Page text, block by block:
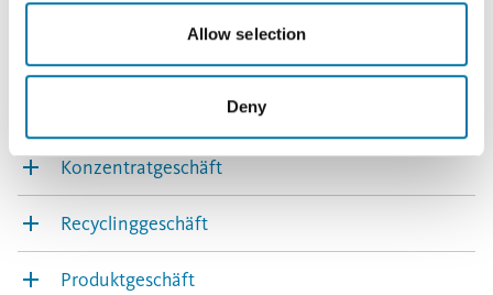
Allow selection
Deny
Konzentratgeschäft
Recyclinggeschäft
Produktgeschäft